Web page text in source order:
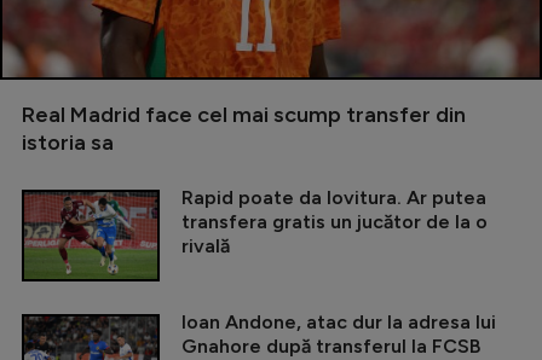
Real Madrid face cel mai scump transfer din
istoria sa
Rapid poate da lovitura. Ar putea
transfera gratis un jucător de la o
rivală
Ioan Andone, atac dur la adresa lui
Gnahore după transferul la FCSB